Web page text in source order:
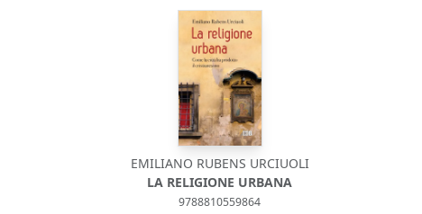
EMILIANO RUBENS URCIUOLI
LA RELIGIONE URBANA
9788810559864